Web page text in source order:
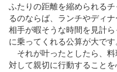
ふたりの距離を縮められる
るのならば、ランチやディ
相手が暇そうな時間を見計
に乗ってくれる公算が大です
それが叶ったとしたら、料
対して親切に行動すること